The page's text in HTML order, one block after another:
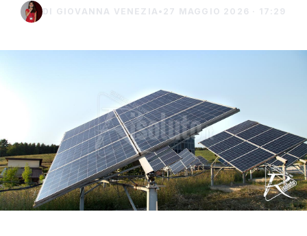
DI GIOVANNA VENEZIA • 27 MAGGIO 2026 · 17:29